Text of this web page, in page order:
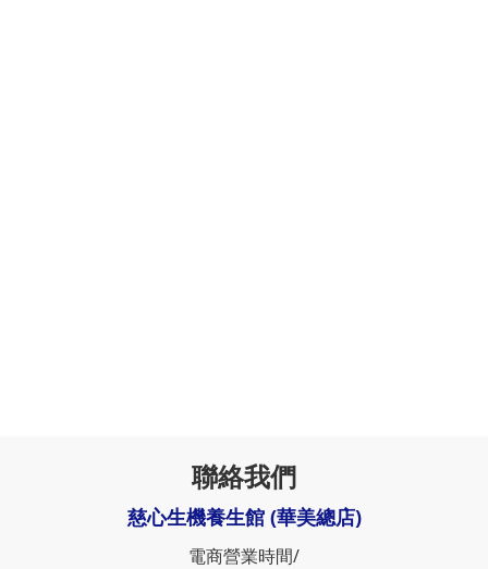
聯絡我們
慈心生機養生館 (華美總店)
電商營業時間/